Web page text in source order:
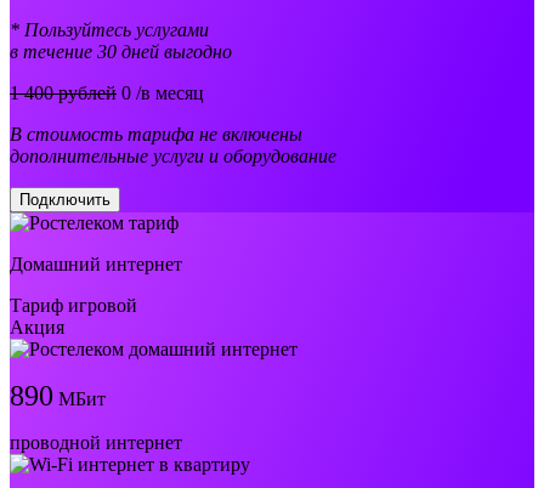
* Пользуйтесь услугами
в течение 30 дней выгодно
1 400 рублей 0 /в месяц
В стоимость тарифа не включены
дополнительные услуги и оборудование
Подключить
Домашний интернет
Тариф игровой
Акция
890 МБит
проводной интернет